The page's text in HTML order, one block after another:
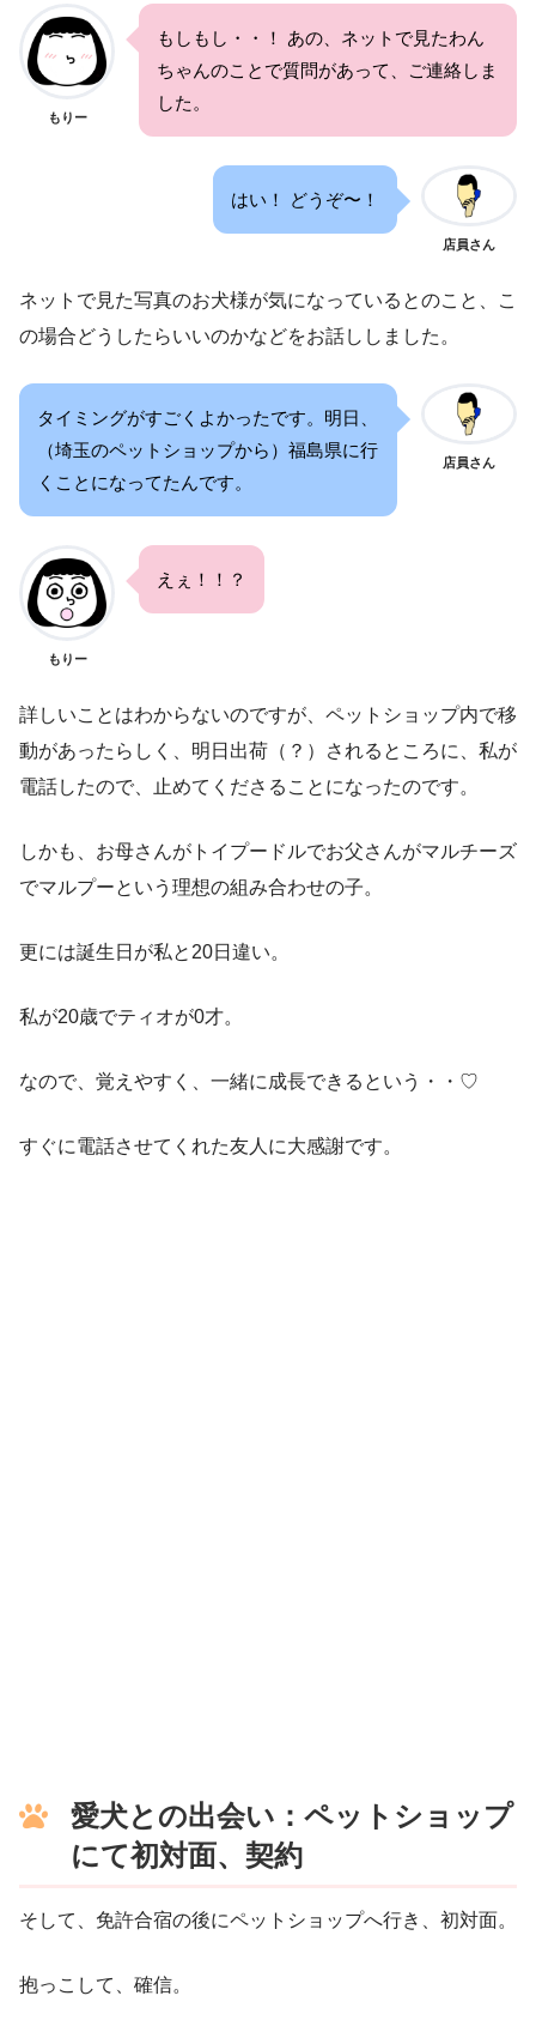
もりー
もしもし・・！ あの、ネットで見たわん
ちゃんのことで質問があって、ご連絡しま
した。
はい！ どうぞ〜！
店員さん
ネットで見た写真のお犬様が気になっているとのこと、こ
の場合どうしたらいいのかなどをお話ししました。
タイミングがすごくよかったです。明日、
（埼玉のペットショップから）福島県に行
くことになってたんです。
店員さん
もりー
えぇ！！？
詳しいことはわからないのですが、ペットショップ内で移
動があったらしく、明日出荷（？）されるところに、私が
電話したので、止めてくださることになったのです。
しかも、お母さんがトイプードルでお父さんがマルチーズ
でマルプーという理想の組み合わせの子。
更には誕生日が私と20日違い。
私が20歳でティオが0才。
なので、覚えやすく、一緒に成長できるという・・♡
すぐに電話させてくれた友人に大感謝です。
愛犬との出会い：ペットショップ
にて初対面、契約
そして、免許合宿の後にペットショップへ行き、初対面。
抱っこして、確信。